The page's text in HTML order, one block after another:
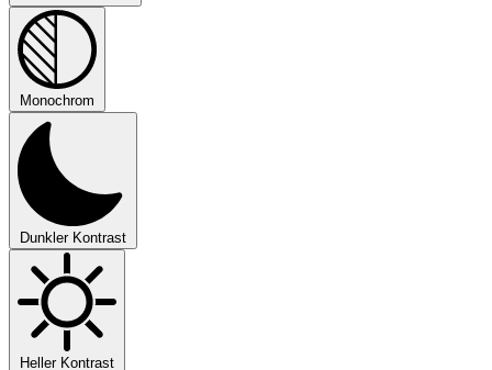
Monochrom
Dunkler Kontrast
Heller Kontrast